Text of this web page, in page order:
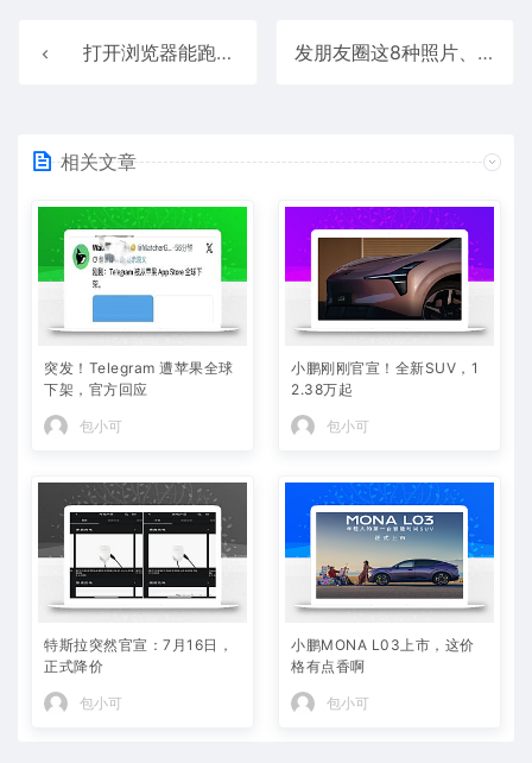
打开浏览器能跑XP：这回忆杀我真没法拒绝 发朋友圈这8种照片、信息千万别晒：很多人中招！你呢
相关文章
突发！Telegram 遭苹果全球
下架，官方回应
包小可
小鹏刚刚官宣！全新SUV，1
2.38万起
包小可
特斯拉突然官宣：7月16日，
正式降价
包小可
小鹏MONA L03上市，这价
格有点香啊
包小可